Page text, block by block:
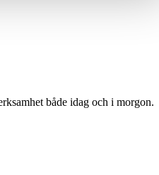
både idag och i morgon.